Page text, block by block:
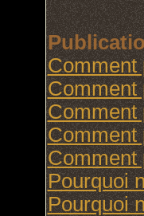
Comment
Comment
Comment
Comment
Comment
Pourquoi
Pourquoi